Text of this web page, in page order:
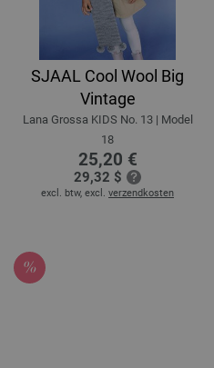
SJAAL Cool Wool Big
Vintage
Lana Grossa KIDS No. 13 | Model
18
25,20 €
29,32 $
excl. btw, excl. verzendkosten